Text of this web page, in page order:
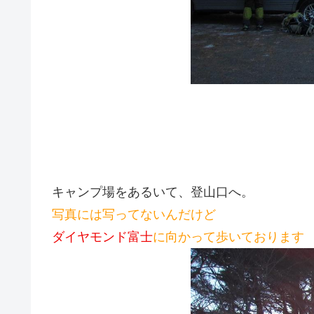
キャンプ場をあるいて、登山口へ。
写真には写ってないんだけど
ダイヤモンド富士に向かって歩いておりま